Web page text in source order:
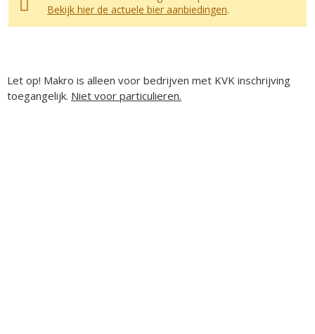
Bekijk hier de actuele bier aanbiedingen.
Let op! Makro is alleen voor bedrijven met KVK inschrijving
toegangelijk. Niet voor particulieren.